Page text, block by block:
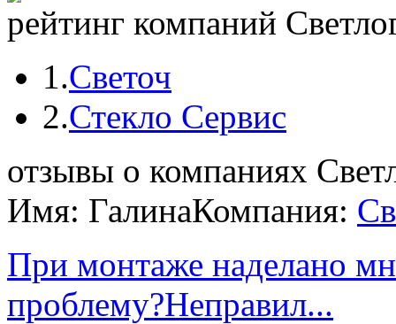
рейтинг компаний
1.Светоч
2.Стекло Сервис
отзывы о компаниях
Имя: ГалинаКомпания:
При монтаже наделано
проблему?Неправил...